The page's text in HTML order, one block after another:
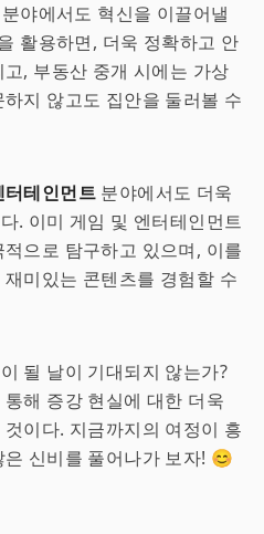
야에서도 혁신을 이끌어낼
활용하면, 더욱 정확하고 안
, 부동산 중개 시에는 가상
지 않고도 집안을 둘러볼 수
터테인먼트 분야에서도 더욱
. 이미 게임 및 엔터테인먼트
으로 탐구하고 있으며, 이를
미있는 콘텐츠를 경험할 수
될 날이 기대되지 않는가?
해 증강 현실에 대한 더욱
이다. 지금까지의 여정이 흥
신비를 풀어나가 보자! 😊